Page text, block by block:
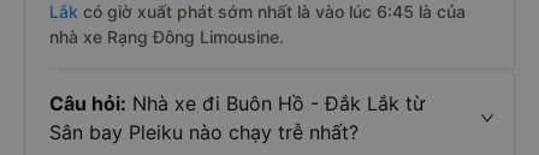
Lắk có giờ xuất phát sớm nhất là vào lúc 6:45 là của
nhà xe Rạng Đông Limousine.
Câu hỏi: Nhà xe đi Buôn Hồ - Đắk Lắk từ
Sân bay Pleiku nào chạy trễ nhất?